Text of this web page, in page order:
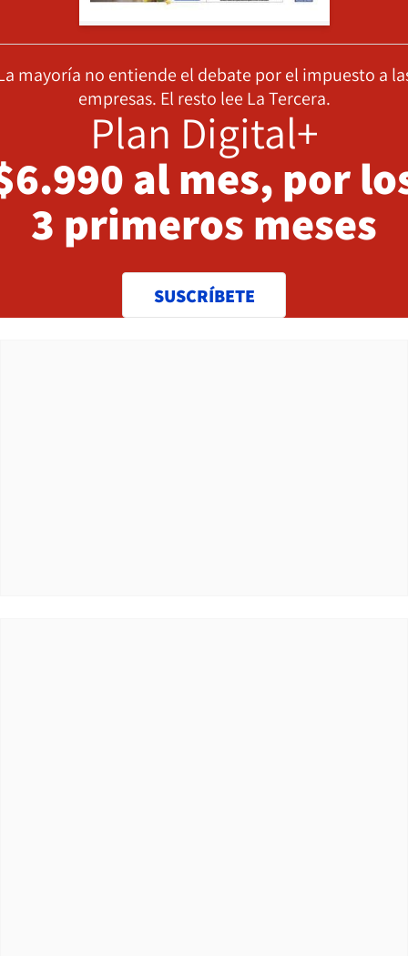
mayoría no entiende el debate por el impuesto a
empresas. El resto lee La Tercera.
Plan Digital+
al mes, por
3 primeros meses
SUSCRÍBETE